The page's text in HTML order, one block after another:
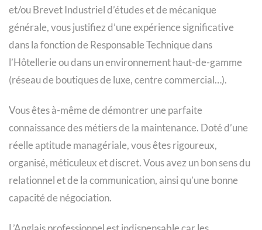
et/ou Brevet Industriel d’études et de mécanique
générale, vous justifiez d’une expérience significative
dans la fonction de Responsable Technique dans
l’Hôtellerie ou dans un environnement haut-de-gamme
(réseau de boutiques de luxe, centre commercial…).
Vous êtes à-même de démontrer une parfaite
connaissance des métiers de la maintenance. Doté d’une
réelle aptitude managériale, vous êtes rigoureux,
organisé, méticuleux et discret.Vous avez un bon sens du
relationnel et de la communication, ainsi qu’une bonne
capacité de négociation.